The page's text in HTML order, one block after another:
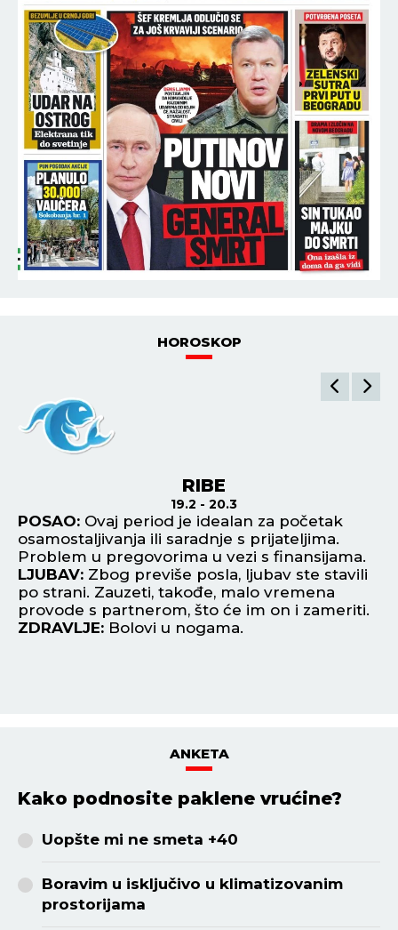
HOROSKOP
RIBE
19.2 - 20.3
POSAO: Ovaj period je idealan za početak
osamostaljivanja ili saradnje s prijateljima.
Problem u pregovorima u vezi s finansijama.
LJUBAV: Zbog previše posla, ljubav ste stavili
po strani. Zauzeti, takođe, malo vremena
provode s partnerom, što će im on i zameriti.
ZDRAVLJE: Bolovi u nogama.
ANKETA
Kako podnosite paklene vrućine?
Uopšte mi ne smeta +40
Boravim u isključivo u klimatizovanim
prostorijama